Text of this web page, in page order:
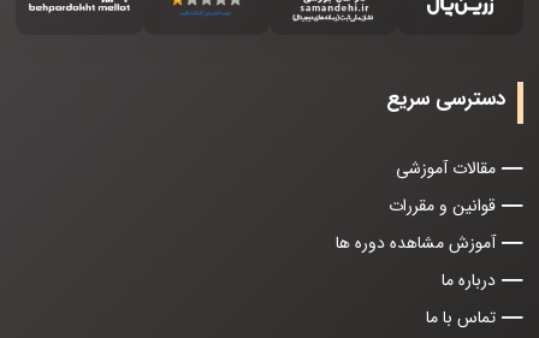
دسترسی سریع
مقالات آموزشی
قوانین و مقررات
آموزش مشاهده دوره ها
درباره ما
تماس با ما